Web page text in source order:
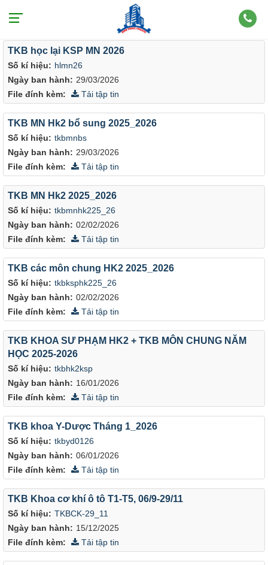
Văn bản theo người ký: Trưởng khoa
Số kí hiệu: hlmn26
Ngày ban hành: 29/03/2026
TKB học lại KSP MN 2026
File đính kèm: Tải tập tin
Số kí hiệu: tkbmnbs
Ngày ban hành: 29/03/2026
TKB MN Hk2 bổ sung 2025_2026
File đính kèm: Tải tập tin
Số kí hiệu: tkbmnhk225_26
Ngày ban hành: 02/02/2026
TKB MN Hk2 2025_2026
File đính kèm: Tải tập tin
Số kí hiệu: tkbksphk225_26
Ngày ban hành: 02/02/2026
TKB các môn chung HK2 2025_2026
File đính kèm: Tải tập tin
Số kí hiệu: tkbhk2ksp
Ngày ban hành: 16/01/2026
TKB KHOA SƯ PHẠM HK2 + TKB MÔN CHUNG NĂM
HỌC 2025-2026
File đính kèm: Tải tập tin
Số kí hiệu: tkbyd0126
Ngày ban hành: 06/01/2026
TKB khoa Y-Dược Tháng 1_2026
File đính kèm: Tải tập tin
Số kí hiệu: TKBCK-29_11
Ngày ban hành: 15/12/2025
TKB Khoa cơ khí ô tô T1-T5, 06/9-29/11
File đính kèm: Tải tập tin